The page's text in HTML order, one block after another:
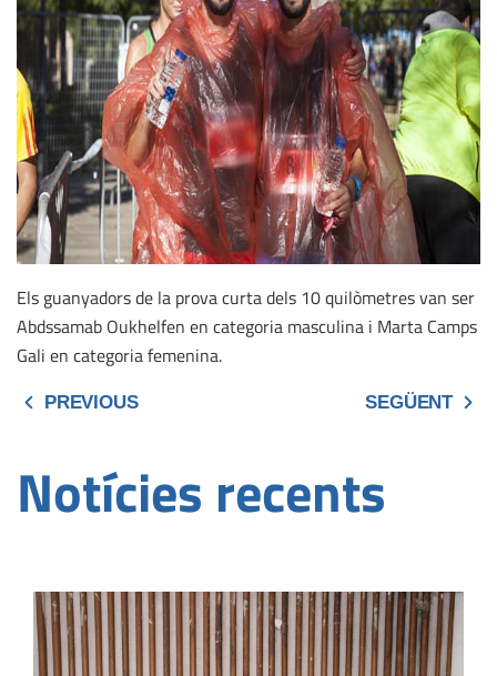
Els guanyadors de la prova curta dels 10 quilòmetres van ser
Abdssamab Oukhelfen en categoria masculina i Marta Camps
Gali en categoria femenina.
PREVIOUS SEGÜENT
Notícies recents